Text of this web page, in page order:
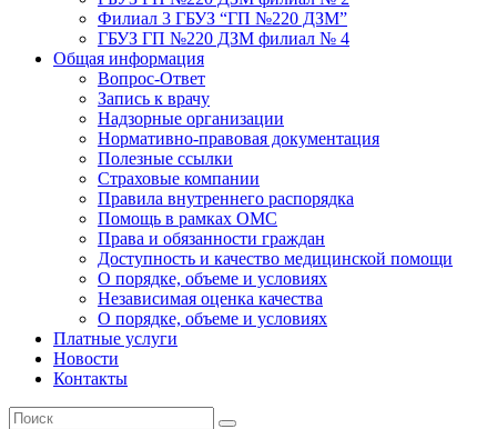
Филиал 3 ГБУЗ “ГП №220 ДЗМ”
ГБУЗ ГП №220 ДЗМ филиал № 4
Общая информация
Вопрос-Ответ
Запись к врачу
Надзорные организации
Нормативно-правовая документация
Полезные ссылки
Страховые компании
Правила внутреннего распорядка
Помощь в рамках ОМС
Права и обязанности граждан
Доступность и качество медицинской помощи
О порядке, объеме и условиях
Независимая оценка качества
О порядке, объеме и условиях
Платные услуги
Новости
Контакты